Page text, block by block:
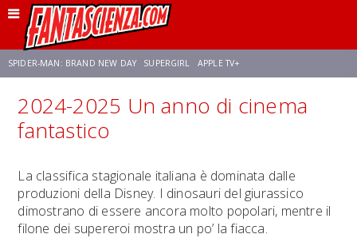
SPIDER-MAN: BRAND NEW DAY SUPERGIRL APPLE TV+
FRANCO RICCIARDIELLO ZENDAYA STAR TREK AVENGERS: DOOMSDAY
2024-2025 Un anno di cinema
fantastico
La classifica stagionale italiana è dominata dalle
produzioni della Disney. I dinosauri del giurassico
dimostrano di essere ancora molto popolari, mentre il
filone dei supereroi mostra un po’ la fiacca.